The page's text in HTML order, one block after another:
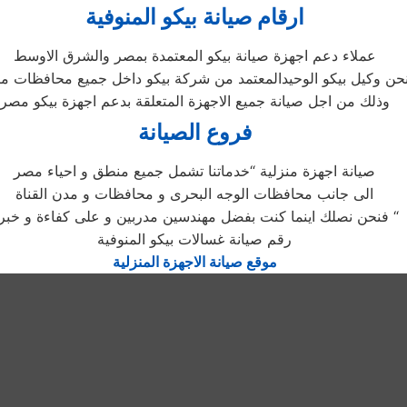
ارقام صيانة بيكو المنوفية
عملاء دعم اجهزة صيانة بيكو المعتمدة بمصر والشرق الاوسط
وكيل بيكو الوحيدالمعتمد من شركة بيكو داخل جميع محافظات
وذلك من اجل صيانة جميع الاجهزة المتعلقة بدعم اجهزة بيكو مصر
فروع الصيانة
صيانة اجهزة منزلية “خدماتنا تشمل جميع منطق و احياء مصر
الى جانب محافظات الوجه البحرى و محافظات و مدن القناة
فنحن نصلك اينما كنت بفضل مهندسين مدربين و على كفاءة و خبرة “
رقم صيانة غسالات بيكو المنوفية
موقع صيانة الاجهزة المنزلية